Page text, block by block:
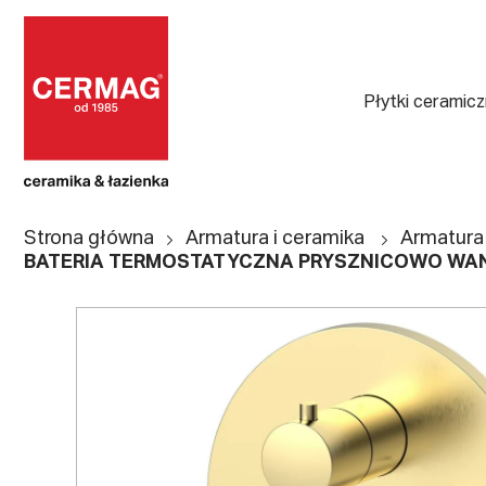
Płytki
Strona główna Armatura i ceramika
Armatura
BATERIA TERMOSTATYCZNA PRYSZNICOWO